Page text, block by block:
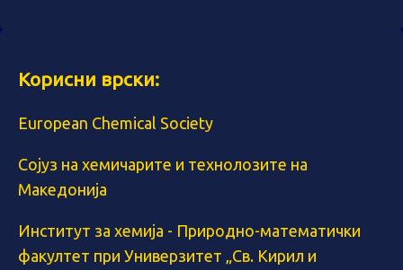
Корисни врски:
European Chemical Society
Сојуз на хемичарите и технолозите на
Македонија
Институт за хемија - Природно-математички
факултет при Универзитет „Св. Кирил и